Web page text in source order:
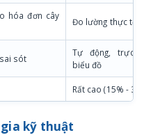
hóa đơn cây
Đo lường thực tế
sót
Tự động, trực
biểu đồ
Rất cao (15% -
kỹ thuật